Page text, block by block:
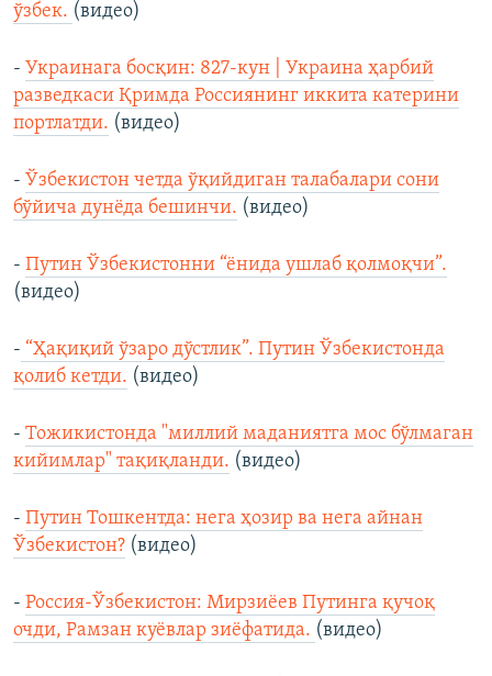
ўзбек. (видео)
- Украинага босқин: 827-кун | Украина ҳарбий
разведкаси Қримда Россиянинг иккита катерини
портлатди. (видео)
- Ўзбекистон четда ўқийдиган талабалари сони
бўйича дунёда бешинчи. (видео)
- Путин Ўзбекистонни “ёнида ушлаб қолмоқчи”.
(видео)
- “Ҳақиқий ўзаро дўстлик”. Путин Ўзбекистонда
қолиб кетди. (видео)
- Тожикистонда "миллий маданиятга мос бўлмаган
кийимлар" тақиқланди. (видео)
- Путин Тошкентда: нега ҳозир ва нега айнан
Ўзбекистон? (видео)
- Россия-Ўзбекистон: Мирзиёев Путинга қучоқ
очди, Рамзан куёвлар зиёфатида. (видео)